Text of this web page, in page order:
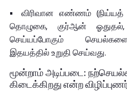
▪️
விரிவான எண்ணம் (நிய்யத்
தொழுகை, குர்ஆன்
செய்யப்போகும்
இதயத்தில் உறுதி செய்வது.
மூன்றாம் அடிப்படை:
கிடைக்கிறது என்ற